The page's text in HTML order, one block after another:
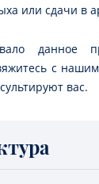
или сдачи в
данное
с
вас.